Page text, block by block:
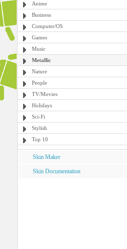
Anime
Business
Computer/OS
Games
Music
Metallic
Nature
People
TV/Movies
Holidays
Sci-Fi
Stylish
Top 10
Skin Maker
Skin Documentation